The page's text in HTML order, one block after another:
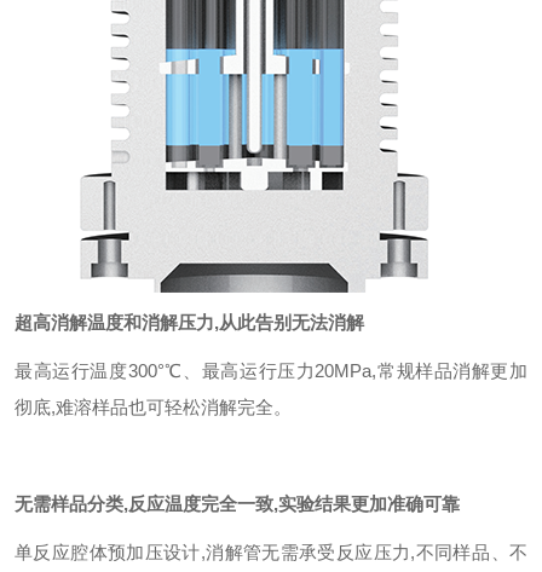
超高消解温度和消解压力,从此告别无法消解
最高运行温度300°℃、最高运行压力20MPa,常规样品消解更加
彻底,难溶样品也可轻松消解完全。
无需样品分类,反应温度完全一致,实验结果更加准确可靠
单反应腔体预加压设计,消解管无需承受反应压力,不同样品、不